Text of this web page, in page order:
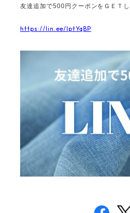
友達追加で500円クーポンをＧＥＴし
https://lin.ee/IptYqBP